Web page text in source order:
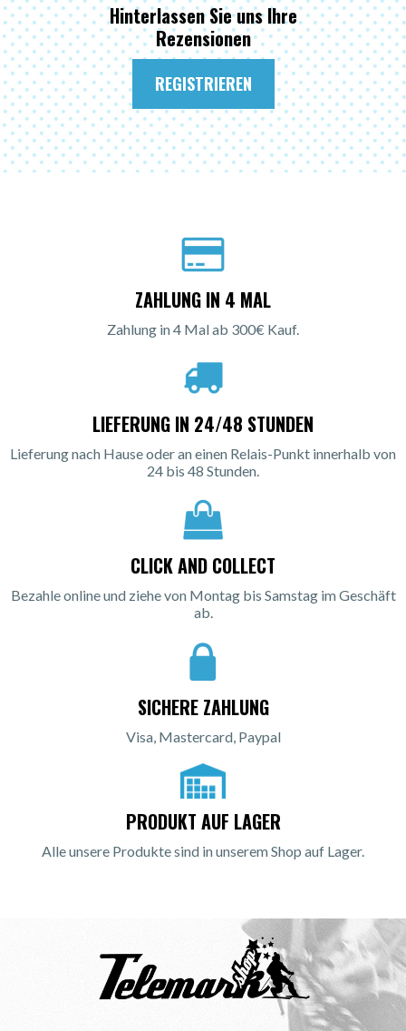
Hinterlassen Sie uns Ihre
Rezensionen
REGISTRIEREN
ZAHLUNG IN 4 MAL
Zahlung in 4 Mal ab 300€ Kauf.
LIEFERUNG IN 24/48 STUNDEN
Lieferung nach Hause oder an einen Relais-Punkt innerhalb von
24 bis 48 Stunden.
CLICK AND COLLECT
Bezahle online und ziehe von Montag bis Samstag im Geschäft
ab.
SICHERE ZAHLUNG
Visa, Mastercard, Paypal
PRODUKT AUF LAGER
Alle unsere Produkte sind in unserem Shop auf Lager.